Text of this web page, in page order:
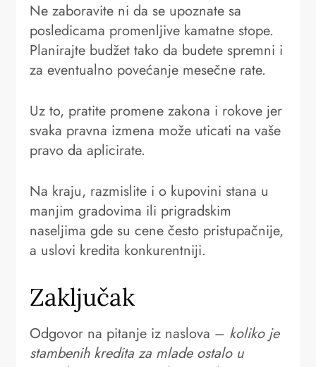
Ne zaboravite ni da se upoznate sa
posledicama promenljive kamatne stope.
Planirajte budžet tako da budete spremni i
za eventualno povećanje mesečne rate.
Uz to, pratite promene zakona i rokove jer
svaka pravna izmena može uticati na vaše
pravo da aplicirate.
Na kraju, razmislite i o kupovini stana u
manjim gradovima ili prigradskim
naseljima gde su cene često pristupačnije,
a uslovi kredita konkurentniji.
Zaključak
Odgovor na pitanje iz naslova – koliko je
stambenih kredita za mlade ostalo u